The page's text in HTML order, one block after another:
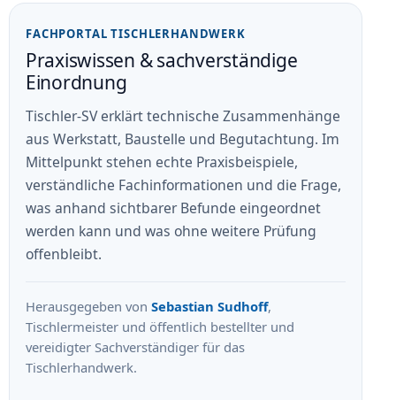
FACHPORTAL TISCHLERHANDWERK
Praxiswissen & sachverständige
Einordnung
Tischler-SV erklärt technische Zusammenhänge
aus Werkstatt, Baustelle und Begutachtung. Im
Mittelpunkt stehen echte Praxisbeispiele,
verständliche Fachinformationen und die Frage,
was anhand sichtbarer Befunde eingeordnet
werden kann und was ohne weitere Prüfung
offenbleibt.
Herausgegeben von Sebastian Sudhoff,
Tischlermeister und öffentlich bestellter und
vereidigter Sachverständiger für das
Tischlerhandwerk.